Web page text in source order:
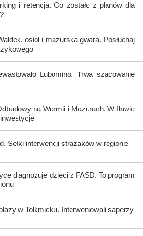
i retencja. Co zostało z planów dla
osioł i mazurska gwara. Posłuchaj
Lubomino. Trwa szacowanie
na Warmii i Mazurach. W Iławie
Setki interwencji strażaków w regionie
diagnozuje dzieci z FASD. To program
w Tolkmicku. Interweniowali saperzy